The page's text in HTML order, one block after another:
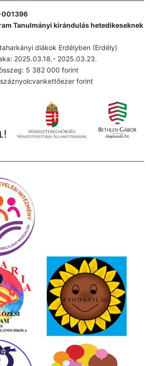
001396
Tanulmányi kirándulás hetedikeseknek
diákok Erdélyben (Erdély)
2025.03.18.- 2025.03.23.
5 382 000 forint
forint